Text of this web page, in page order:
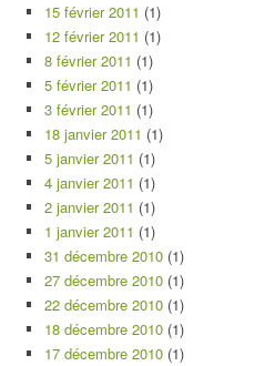
15 février 2011 (1)
12 février 2011 (1)
8 février 2011 (1)
5 février 2011 (1)
3 février 2011 (1)
18 janvier 2011 (1)
5 janvier 2011 (1)
4 janvier 2011 (1)
2 janvier 2011 (1)
1 janvier 2011 (1)
31 décembre 2010 (1)
27 décembre 2010 (1)
22 décembre 2010 (1)
18 décembre 2010 (1)
17 décembre 2010 (1)